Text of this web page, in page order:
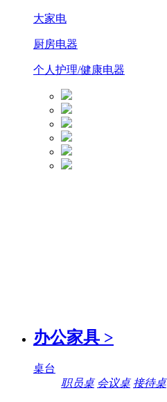
大家电
厨房电器
个人护理/健康电器
办公家具 >
桌台
职员桌 会议桌 接待桌